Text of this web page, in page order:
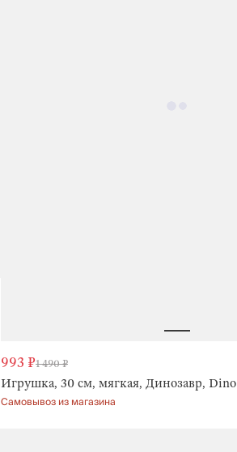
993 ₽1 490 ₽
Игрушка, 30 см, мягкая, Динозавр, Dino
Самовывоз из магазина